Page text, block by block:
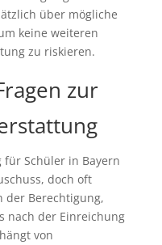
über mögliche
keine weiteren
zu riskieren.
zur
für Schüler in Bayern
doch oft
der Berechtigung,
nach der Einreichung
von